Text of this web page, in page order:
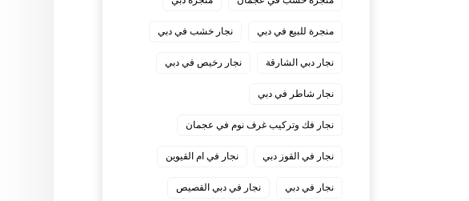
منجرة للبيع في دبي نجار خشب في دبي
نجار دبي الشارقة نجار رخيص في دبي
نجار شاطر في دبي
نجار فك وتركيب غرف نوم في عجمان
نجار في القوز دبي نجار في ام القيوين
نجار في دبي نجار في دبي القصيص